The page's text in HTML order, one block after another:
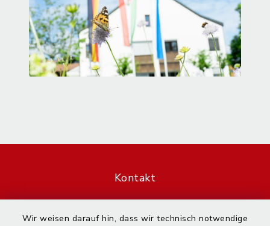
Wir weisen darauf hin, dass wir technisch notwendige
Kontakt